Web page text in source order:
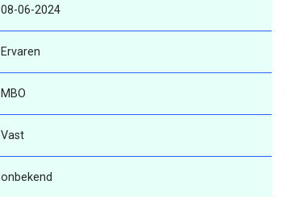
08-06-2024
Ervaren
MBO
Vast
onbekend